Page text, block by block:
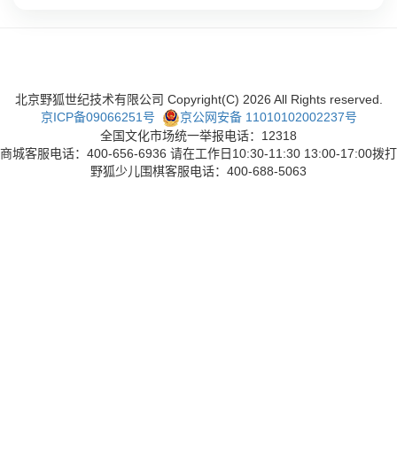
北京野狐世纪技术有限公司 Copyright(C) 2026 All Rights reserved.
京ICP备09066251号
京公网安备 11010102002237号
全国文化市场统一举报电话：12318
商城客服电话：400-656-6936 请在工作日10:30-11:30 13:00-17:00拨打
野狐少儿围棋客服电话：400-688-5063